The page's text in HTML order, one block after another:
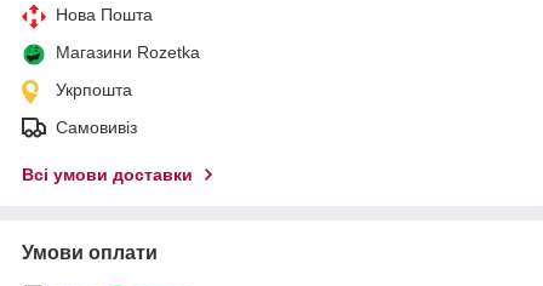
Нова Пошта
Магазини Rozetka
Укрпошта
Самовивіз
Всі умови доставки
Умови оплати